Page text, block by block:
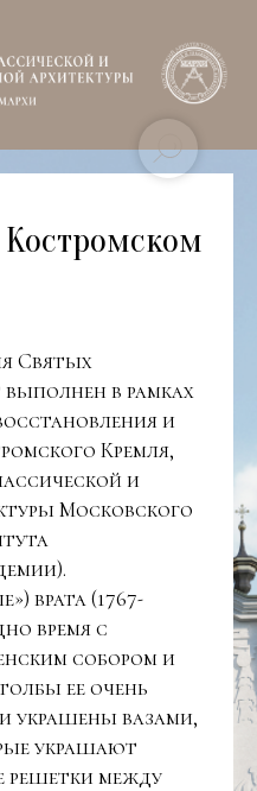
Святых
в рамках
и
Кремля,
и
Московского
врата (1767-
время с
собором и
ее очень
украшены вазами,
украшают
решетки между